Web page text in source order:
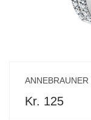
Kr. 125